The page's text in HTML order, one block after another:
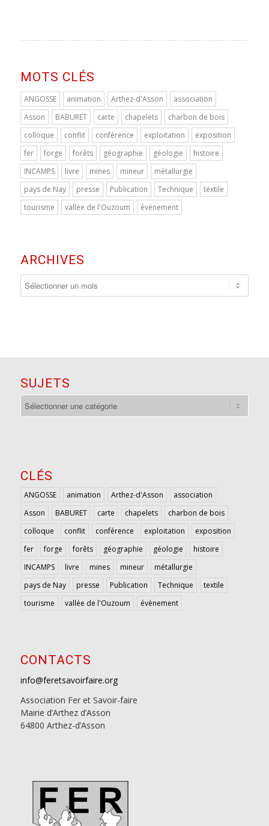
MOTS CLÉS
ANGOSSE animation Arthez-d'Asson
association
Asson
BABURET carte chapelets
charbon de bois
colloque
conflit conférence exploitation
exposition
fer
forge forêts géographie géologie
histoire
INCAMPS
livre mines mineur
métallurgie
pays de Nay
presse Publication Technique
textile
tourisme
vallée de l'Ouzoum évènement
ARCHIVES
SUJETS
CLÉS
ANGOSSE animation Arthez-d'Asson
association
Asson
BABURET carte chapelets
charbon de bois
colloque
conflit conférence exploitation
exposition
fer
forge forêts géographie géologie
histoire
INCAMPS
livre mines mineur
métallurgie
pays de Nay
presse Publication Technique
textile
tourisme
vallée de l'Ouzoum évènement
CONTACTS
info@feretsavoirfaire.org
Association Fer et Savoir-faire
Mairie d’Arthez d’Asson
64800 Arthez-d’Asson